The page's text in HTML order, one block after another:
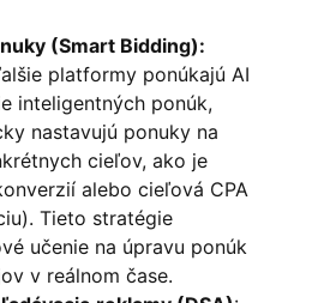
(Smart Bidding):
platformy ponúkajú AI
inteligentných ponúk,
nastavujú ponuky na
cieľov, ako je
alebo cieľová CPA
Tieto stratégie
učenie na úpravu ponúk
v reálnom čase.